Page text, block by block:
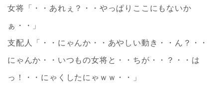
女将「・・あれぇ？・・やっぱりここにもないか
ぁ・・」
支配人「・・にゃんか・・あやしい動き・・ん？・・
にゃんか・・いつもの女将と・・ちが・・？・・は
っ！・・にゃくしたにゃｗｗ・・」